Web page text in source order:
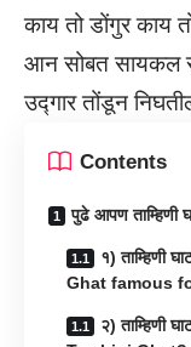
काय तो डोंगुर काय
आन सोबत सायकल
उद्गार तोंडून
Contents
पुढे आपण ताम्हिणी
१) ताम्हिणी
Ghat famous
२) ताम्हिणी